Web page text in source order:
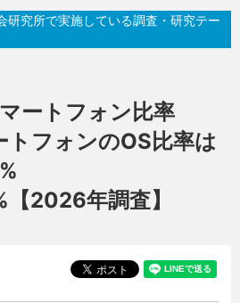
ートフォン比率
フォンのOS比率は
2026年調査】
研究所で実施している調査・研究テー